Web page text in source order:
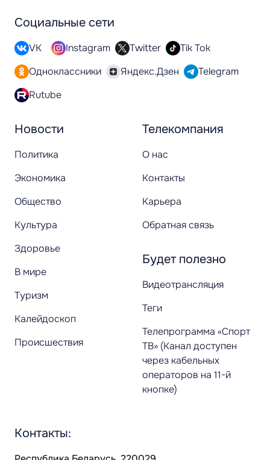
Новости
Политика
Экономика
Общество
Культура
Здоровье
В мире
Туризм
Калейдоскоп
Происшествия
Телекомпания
О нас
Контакты
Карьера
Обратная связь
Будет полезно
Видеотрансляция
Теги
Телепрограмма «Спорт
ТВ» (Канал доступен
через кабельных
операторов на 11-й
кнопке)
Социальные сети
VK Instagram Twitter
Tik Tok
Одноклассники
Яндекс.Дзен
Telegram
Rutube
Контакты: